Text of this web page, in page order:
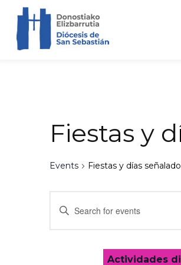
Fiestas y
Events Fiestas y días
E
t
Actividades